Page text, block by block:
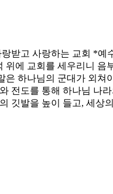
받고 사랑하는 교회 *
에 교회를 세우리니
하나님의 군대가 외
전도를 통해 하나님 나
깃발을 높이 들고, 세